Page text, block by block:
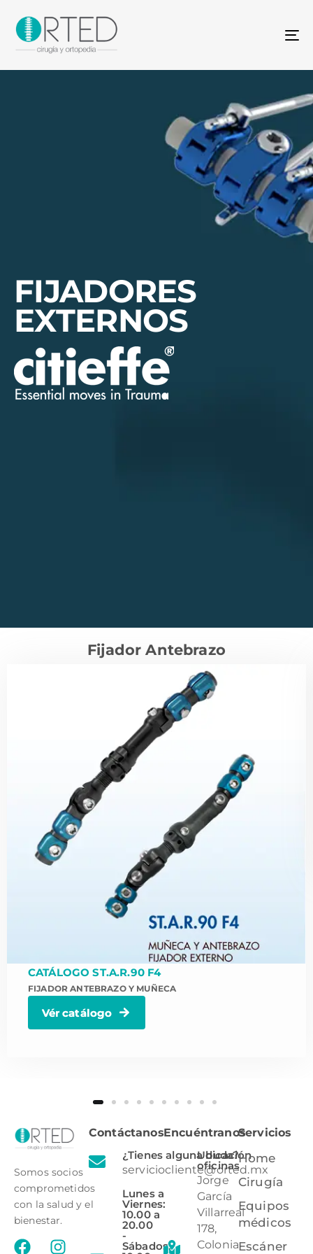
FIJADORES
EXTERNOS
Fijador Antebrazo
CATÁLOGO ST.A.R.90 F4
FIJADOR ANTEBRAZO Y MUÑECA
Vér catálogo
Somos socios
comprometidos
con la salud y el
bienestar.
Contáctanos
¿Tienes alguna duda?
serviciocliente@orted.mx
Lunes a
Viernes:
10.00 a
20.00
-
Sábados:
Encuéntranos
Ubicación
oficinas
Jorge
García
Villarreal
178,
Colonia
Servicios
Home
Cirugía
Equipos
médicos
Escáner